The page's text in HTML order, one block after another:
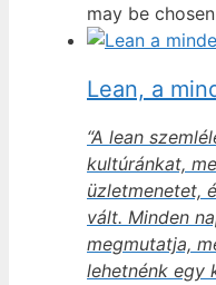
may be
Lean, a
“A lean
kultúránkat,
üzletmenetet,
vált. Minden
megmutatja,
lehetnénk egy